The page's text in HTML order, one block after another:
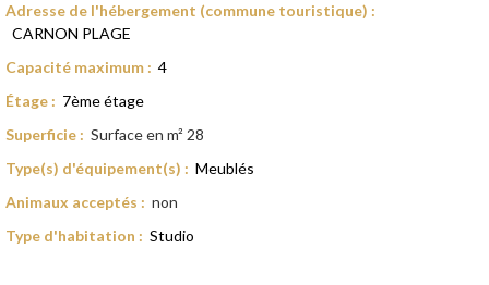
Adresse de l'hébergement (commune touristique) :
CARNON PLAGE
Capacité maximum : 4
Étage : 7ème étage
Superficie : Surface en m² 28
Type(s) d'équipement(s) : Meublés
Animaux acceptés : non
Type d'habitation : Studio